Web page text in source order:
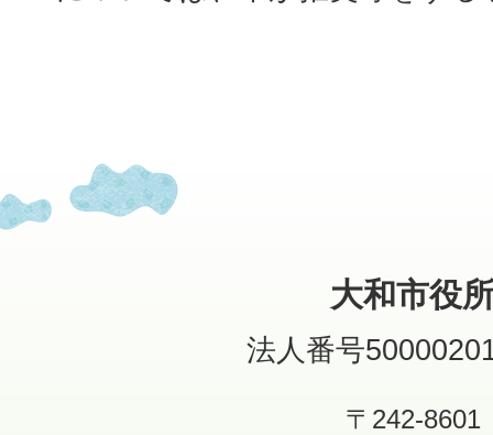
大和市役
法人番号
〒242-8601